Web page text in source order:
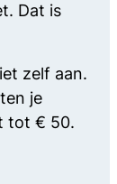
Dat is
zelf aan.
je
tot € 50.